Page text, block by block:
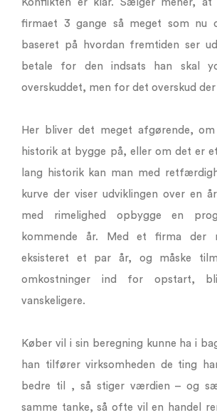
Konflikten er klar. Sælger mener,
firmaet 3 gange så meget som nu
baseret på hvordan fremtiden ser
betale for den indsats han skal
overskuddet, men for det overskud
Her bliver det meget afgørende,
historik at bygge på, eller om det er
lang historik kan man med
kurve der viser udviklingen over en
med rimelighed opbygge en
kommende år. Med et firma der
eksisteret et par år, og måske
omkostninger ind for opstart,
vanskeligere.
Køber vil i sin beregning kunne ha i
han tilfører virksomheden de ting
bedre til , så stiger værdien – og
samme tanke, så ofte vil en handel